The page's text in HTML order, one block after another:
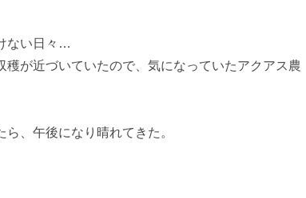
ない日々…
穫が近づいていたので、気になっていたアクアス農
、午後になり晴れてきた。